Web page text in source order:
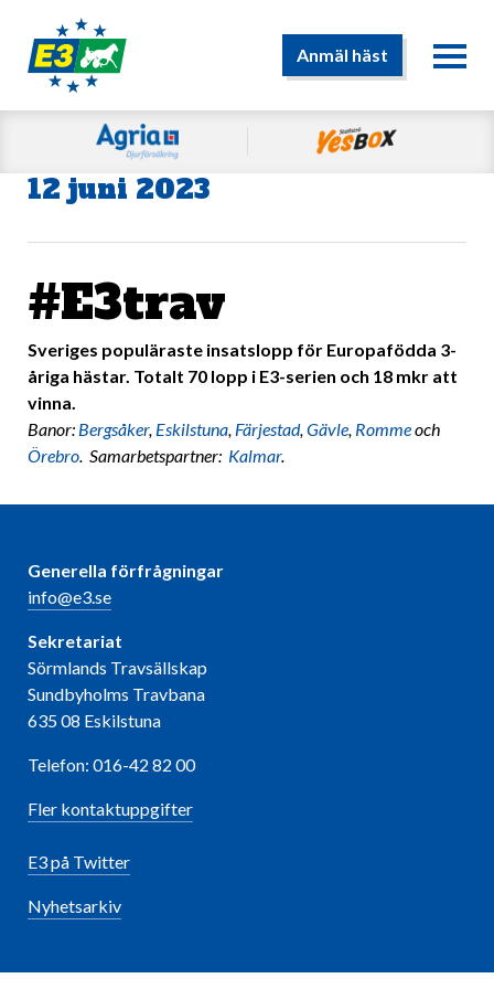
Anmäl häst
12 juni 2023
#E3trav
Sveriges populäraste insatslopp för Europafödda 3-
åriga hästar. Totalt 70 lopp i E3-serien och 18 mkr att
vinna.
Banor: Bergsåker, Eskilstuna, Färjestad,Gävle, Rommeoch
Örebro. Samarbetspartner: Kalmar.
Generella förfrågningar
info@e3.se
Sekretariat
Sörmlands Travsällskap
Sundbyholms Travbana
635 08 Eskilstuna
Telefon: 016-42 82 00
Fler kontaktuppgifter
E3 på Twitter
Nyhetsarkiv